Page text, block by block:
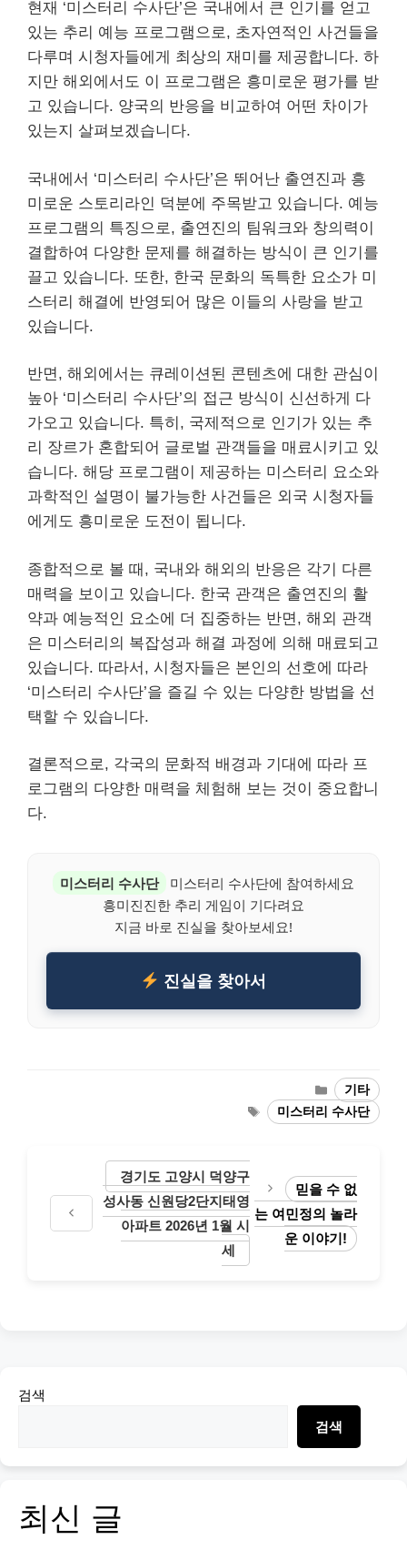
현재 ‘미스터리 수사단’은 국내에서 큰 인기를 얻고
있는 추리 예능 프로그램으로, 초자연적인 사건들을
다루며 시청자들에게 최상의 재미를 제공합니다. 하
지만 해외에서도 이 프로그램은 흥미로운 평가를 받
고 있습니다. 양국의 반응을 비교하여 어떤 차이가
있는지 살펴보겠습니다.
국내에서 ‘미스터리 수사단’은 뛰어난 출연진과 흥
미로운 스토리라인 덕분에 주목받고 있습니다. 예능
프로그램의 특징으로, 출연진의 팀워크와 창의력이
결합하여 다양한 문제를 해결하는 방식이 큰 인기를
끌고 있습니다. 또한, 한국 문화의 독특한 요소가 미
스터리 해결에 반영되어 많은 이들의 사랑을 받고
있습니다.
반면, 해외에서는 큐레이션된 콘텐츠에 대한 관심이
높아 ‘미스터리 수사단’의 접근 방식이 신선하게 다
가오고 있습니다. 특히, 국제적으로 인기가 있는 추
리 장르가 혼합되어 글로벌 관객들을 매료시키고 있
습니다. 해당 프로그램이 제공하는 미스터리 요소와
과학적인 설명이 불가능한 사건들은 외국 시청자들
에게도 흥미로운 도전이 됩니다.
종합적으로 볼 때, 국내와 해외의 반응은 각기 다른
매력을 보이고 있습니다. 한국 관객은 출연진의 활
약과 예능적인 요소에 더 집중하는 반면, 해외 관객
은 미스터리의 복잡성과 해결 과정에 의해 매료되고
있습니다. 따라서, 시청자들은 본인의 선호에 따라
‘미스터리 수사단’을 즐길 수 있는 다양한 방법을 선
택할 수 있습니다.
결론적으로, 각국의 문화적 배경과 기대에 따라 프
로그램의 다양한 매력을 체험해 보는 것이 중요합니
다.
미스터리 수사단
미스터리 수사단에 참여하세요
흥미진진한 추리 게임이 기다려요
지금 바로 진실을 찾아보세요!
진실을 찾아서
Categories
기타
Tags미스터리 수사단
경기도 고양시 덕양구
성사동 신원당2단지태영
아파트 2026년 1월 시
세
믿을 수 없
는 여민정의 놀라
운 이야기!
검색
검색
최신 글